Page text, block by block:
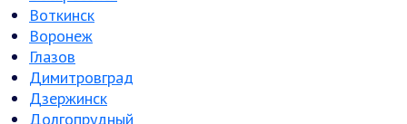
Воткинск
Воронеж
Глазов
Димитровград
Дзержинск
Долгопрудный